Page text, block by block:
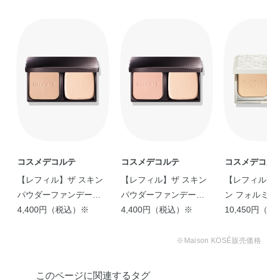
のない美しいベースメイクアップが再現できます。
■替えスポンジ（コスメデコルテ ゼン ウェア メイクアップ スポンジ
別売り）もあります。スポンジにはヒアルロン酸・スクワランを
配合。しっとりやわらかな肌触りで、均一でなめらかな美しいお
肌に仕上げます。
ィトステリル／オクチルドデシル）・アストロカリウムム
ルムル種子脂・ウメ果実エキス・ゼニアオイ花／葉／茎エ
キス・ダマスクバラ花エキス・チャ葉エキス・テトラヘキ
シルデカン酸アスコルビル・トウキ根エキス・トコフェロ
シロキシケイ酸）クロスポリマー・（チタン／酸化チタ
ン）焼結物・アミノプロピルトリエトキシシラン・アルミ
ラゲ多糖体・ジメチコノール・スクワラン・ステアリン
シリカ・合成フルオロフロゴパイト・酸化スズ・水・水酸
コスメデコルテ
【レフィル】ザ スキン
パウダーファンデーシ
ョン エア
4,400円（税込）※
コスメデコルテ
【レフィル】ザ スキン
パウダーファンデーシ
ョン エア
4,400円（税込）※
コスメデ
【レフィ
ン フォル
ーファン
10,450円
※Maison KOSÉ販売価格
このページに関連するタグ